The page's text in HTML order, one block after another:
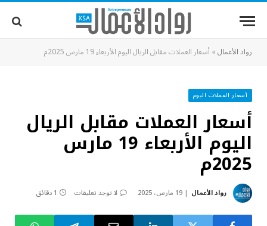
رواد الأعمال» أسعار العملات مقابل الريال اليوم الأربعاء 19 مارس 2025م
أسعار العملات اليوم
أسعار العملات مقابل الريال
اليوم الأربعاء 19 مارس
2025م
رواد الأعمال 19 مارس، 2025 لا توجد تعليقات 1 دقائق